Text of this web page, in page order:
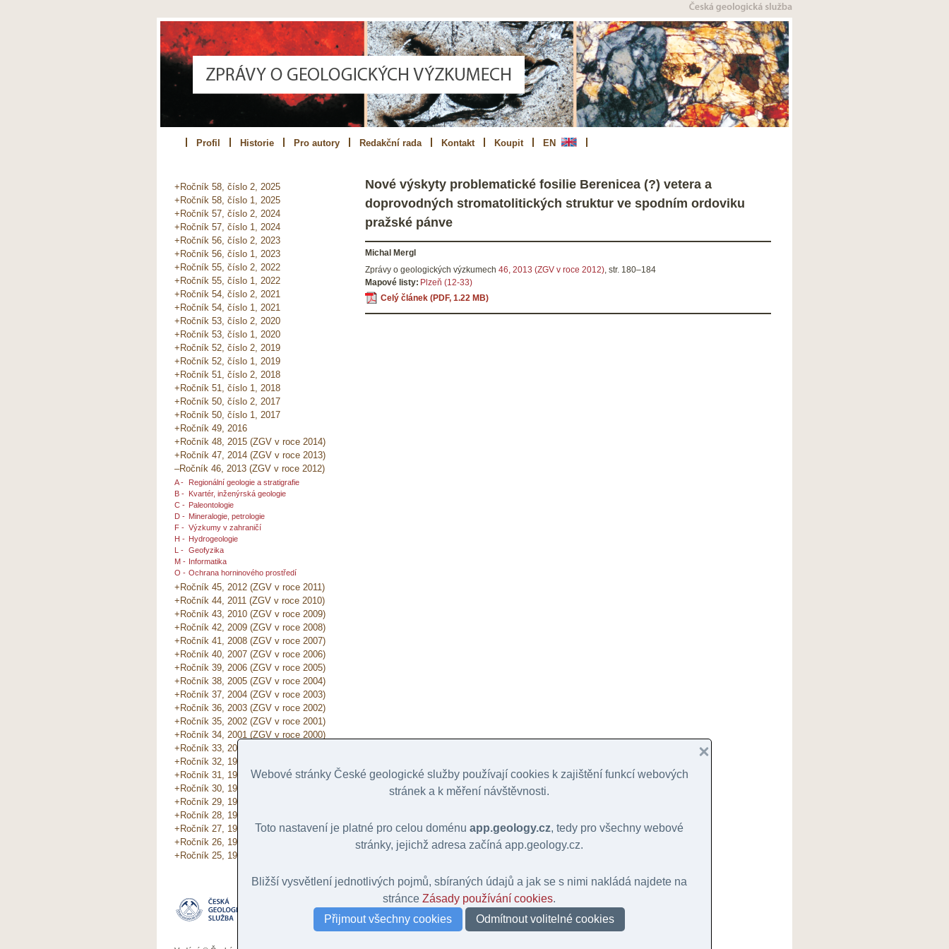
Profil Historie Pro autory Redakční rada Kontakt Koupit EN
+Ročník 58, číslo 2, 2025
+Ročník 58, číslo 1, 2025
+Ročník 57, číslo 2, 2024
+Ročník 57, číslo 1, 2024
+Ročník 56, číslo 2, 2023
+Ročník 56, číslo 1, 2023
+Ročník 55, číslo 2, 2022
+Ročník 55, číslo 1, 2022
+Ročník 54, číslo 2, 2021
+Ročník 54, číslo 1, 2021
+Ročník 53, číslo 2, 2020
+Ročník 53, číslo 1, 2020
+Ročník 52, číslo 2, 2019
+Ročník 52, číslo 1, 2019
+Ročník 51, číslo 2, 2018
+Ročník 51, číslo 1, 2018
+Ročník 50, číslo 2, 2017
+Ročník 50, číslo 1, 2017
+Ročník 49, 2016
+Ročník 48, 2015 (ZGV v roce 2014)
+Ročník 47, 2014 (ZGV v roce 2013)
–Ročník 46, 2013 (ZGV v roce 2012)
A -
Regionální geologie a stratigrafie
B - Kvartér, inženýrská geologie
C - Paleontologie
D - Mineralogie, petrologie
F - Výzkumy v zahraničí
H - Hydrogeologie
L - Geofyzika
M - Informatika
O - Ochrana horninového prostředí
+Ročník 45, 2012 (ZGV v roce 2011)
+Ročník 44, 2011 (ZGV v roce 2010)
+Ročník 43, 2010 (ZGV v roce 2009)
+Ročník 42, 2009 (ZGV v roce 2008)
+Ročník 41, 2008 (ZGV v roce 2007)
+Ročník 40, 2007 (ZGV v roce 2006)
+Ročník 39, 2006 (ZGV v roce 2005)
+Ročník 38, 2005 (ZGV v roce 2004)
+Ročník 37, 2004 (ZGV v roce 2003)
+Ročník 36, 2003 (ZGV v roce 2002)
+Ročník 35, 2002 (ZGV v roce 2001)
+Ročník 34, 2001 (ZGV v roce 2000)
+Ročník 33, 2000 (ZGV v roce 1999)
+Ročník 32, 1999 (ZGV v roce 1998)
+Ročník 31, 1998 (ZGV v roce 1997)
+Ročník 30, 1997 (ZGV v roce 1996)
+Ročník 29, 1996 (ZGV v roce 1995)
+Ročník 28, 1995 (ZGV v roce 1994)
+Ročník 27, 1994 (ZGV v roce 1993)
+Ročník 26, 1993 (ZGV v roce 1992)
+Ročník 25, 1993 (ZGV v roce 1991)
Nové výskyty problematické fosilie Berenicea (?) vetera a
doprovodných stromatolitických struktur ve spodním ordoviku
pražské pánve
Michal Mergl
Zprávy o geologických výzkumech 46, 2013 (ZGV v roce 2012) str. 180–184
Mapové listy: Plzeň (12-33)
Celý článek (PDF, 1.22 MB)
Webové stránky České geologické služby používají cookies k zajištění funkcí webových
stránek a k měření návštěvnosti.
Toto nastavení je platné pro celou doménu app.geology.cz, tedy pro všechny webové
stránky, jejichž adresa začíná app.geology.cz.
Bližší vysvětlení jednotlivých pojmů, sbíraných údajů a jak se s nimi nakládá najdete na
stránce Zásady používání cookies.
Přijmout všechny cookies
Odmítnout volitelné cookies